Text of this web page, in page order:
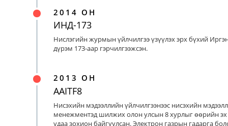
2014 ОН
ИНД-173
Нислэгийн журмын үйлчилгээ үзүүлэх эрх бүхий
дүрэм 173-аар гэрчилгээжсэн.
2013 ОН
AAITF8
Нисэхийн мэдээллийн үйлчилгээнээс нисэхийн
менежментэд шилжих олон улсын 8 хурлыг өөрийн
удаа зохион байгуулсан. Электрон газрын гадарга